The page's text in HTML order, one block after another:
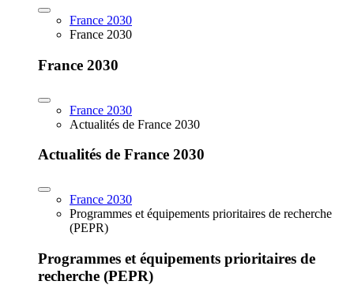
France 2030
France 2030
France 2030
France 2030
Actualités de France 2030
Actualités de France 2030
France 2030
Programmes et équipements prioritaires de recherche
(PEPR)
Programmes et équipements prioritaires de
recherche (PEPR)